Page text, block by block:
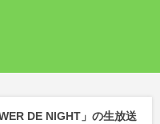
DE NIGHT」の生放送